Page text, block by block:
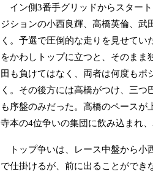
イン側3番手グリッドからスター
ジションの小西良輝、高橋英倫、武
く。予選で圧倒的な走りを見せて
をかわしトップに立つと、そのま
田も負けてはなく、両者は何度も
く。その後方には高橋がつけ、三
も序盤のみだった。高橋のペース
寺本の4位争いの集団に飲み込まれ
トップ争いは、レース中盤から小
で仕掛けるが、前に出ることができ